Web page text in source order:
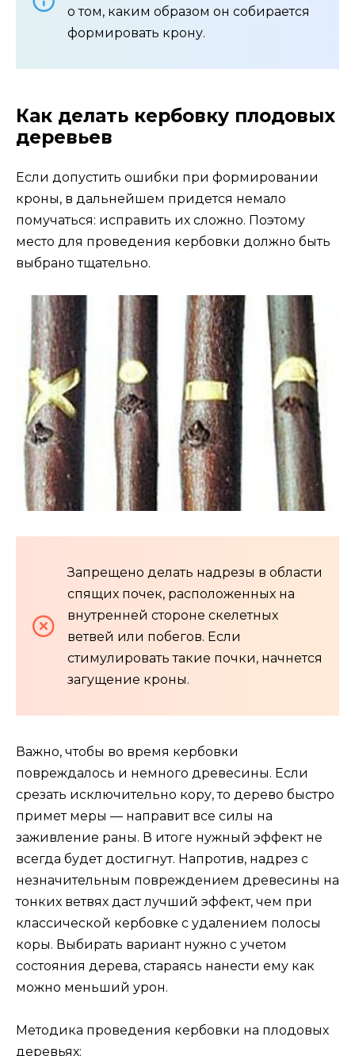
о том, каким образом он собирается
формировать крону.
Как делать кербовку плодовых
деревьев
Если допустить ошибки при формировании
кроны, в дальнейшем придется немало
помучаться: исправить их сложно. Поэтому
место для проведения кербовки должно быть
выбрано тщательно.
Запрещено делать надрезы в области
спящих почек, расположенных на
внутренней стороне скелетных
ветвей или побегов. Если
стимулировать такие почки, начнется
загущение кроны.
Важно, чтобы во время кербовки
повреждалось и немного древесины. Если
срезать исключительно кору, то дерево быстро
примет меры — направит все силы на
заживление раны. В итоге нужный эффект не
всегда будет достигнут. Напротив, надрез с
незначительным повреждением древесины на
тонких ветвях даст лучший эффект, чем при
классической кербовке с удалением полосы
коры. Выбирать вариант нужно с учетом
состояния дерева, стараясь нанести ему как
можно меньший урон.
Методика проведения кербовки на плодовых
деревьях: